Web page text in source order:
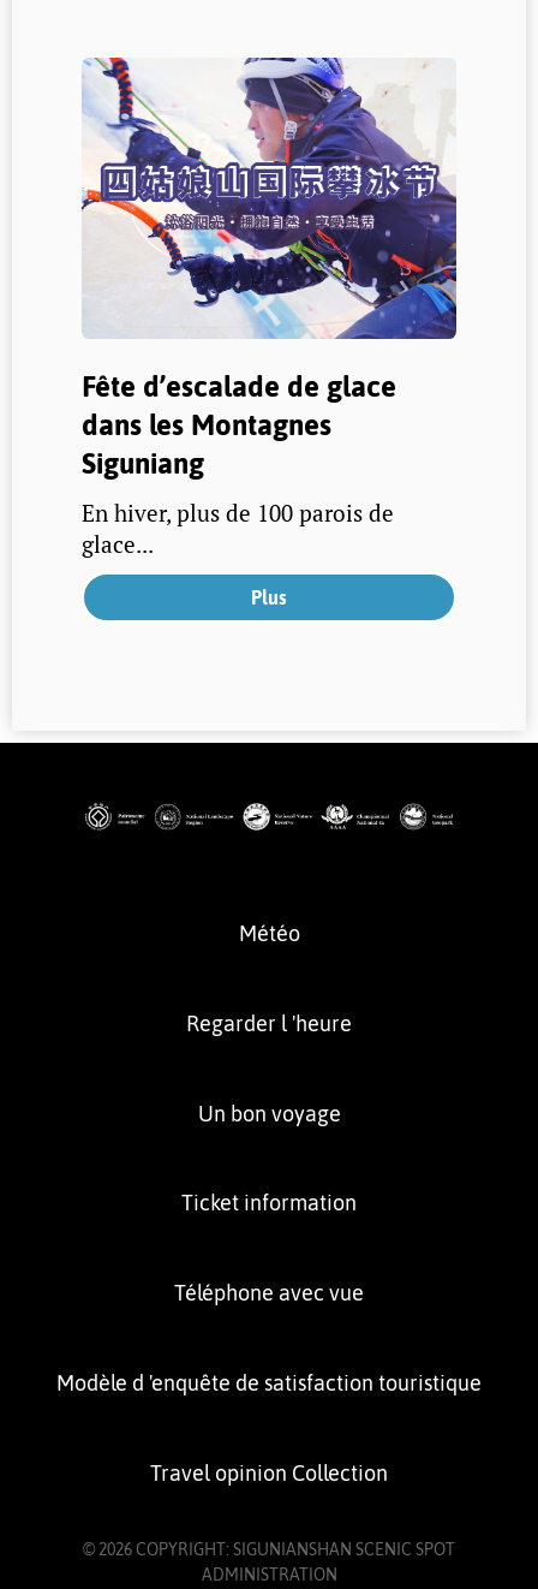
Fête d’escalade de glace
dans les Montagnes
Siguniang
En hiver, plus de 100 parois de
glace...
Plus
Météo
Regarder l 'heure
Un bon voyage
Ticket information
Téléphone avec vue
Modèle d 'enquête de satisfaction touristique
Travel opinion Collection
© 2026 COPYRIGHT: SIGUNIANSHAN SCENIC SPOT
ADMINISTRATION